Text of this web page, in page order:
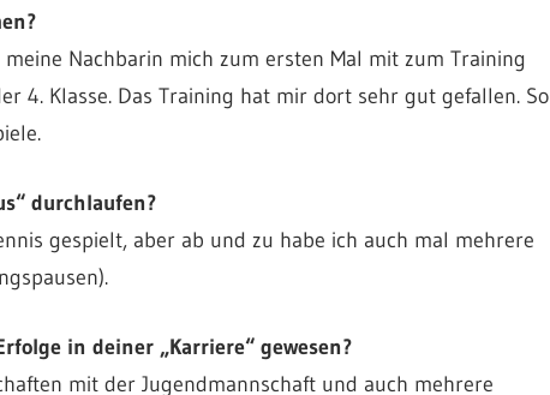
Nachbarin mich zum ersten Mal mit zum Training
4. Klasse. Das Training hat mir dort sehr gut gefallen. So
durchlaufen?
gespielt, aber ab und zu habe ich auch mal mehrere
in deiner „Karriere“ gewesen?
mit der Jugendmannschaft und auch mehrere